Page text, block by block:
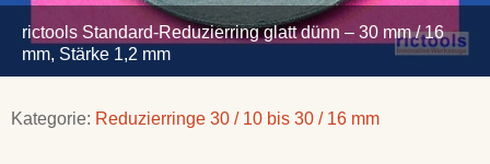
rictools Standard-Reduzierring glatt dünn – 30 mm / 16
mm, Stärke 1,2 mm
Kategorie: Reduzierringe 30 / 10 bis 30 / 16 mm